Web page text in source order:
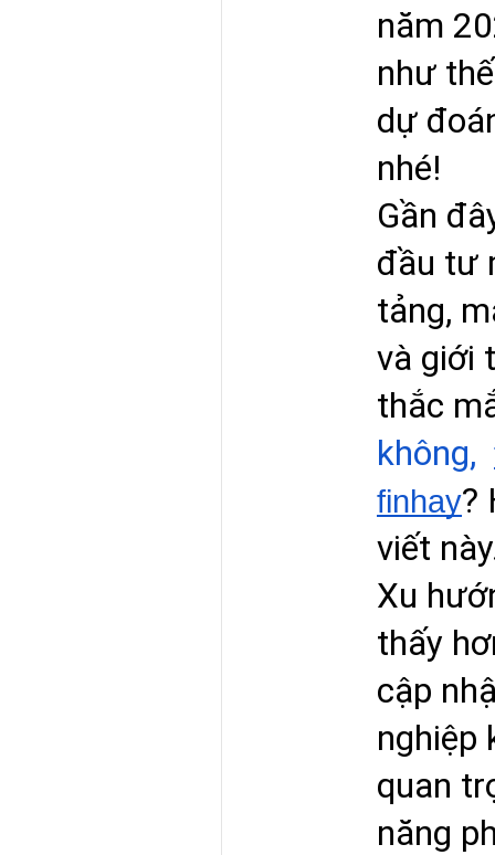
năm
như
dự
nhé!
Gần
đầu tư
tảng,
và giới
thắc
không,
finhay?
viết
Xu
thấy
cập
nghiệp
quan
năng